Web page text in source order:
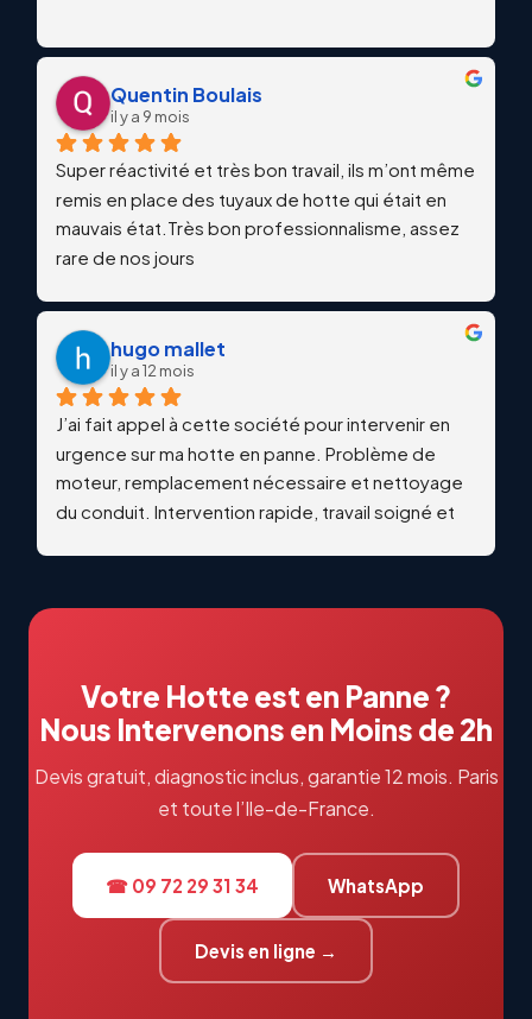
Quentin Boulais
il y a 9 mois
Super réactivité et très bon travail, ils m’ont même
remis en place des tuyaux de hotte qui était en
mauvais état.Très bon professionnalisme, assez
rare de nos jours
hugo mallet
il y a 12 mois
J’ai fait appel à cette société pour intervenir en
urgence sur ma hotte en panne. Problème de
moteur, remplacement nécessaire et nettoyage
du conduit. Intervention rapide, travail soigné et
Votre Hotte est en Panne ?
Nous Intervenons en Moins de 2h
Devis gratuit, diagnostic inclus, garantie 12 mois. Paris
et toute l’Ile-de-France.
☎ 09 72 29 31 34 WhatsApp
Devis en ligne →